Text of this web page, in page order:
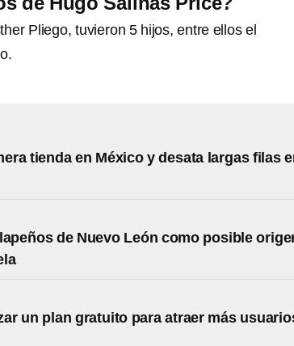
Pliego, tuvieron 5 hijos, entre ellos el
tienda en México y desata largas filas
de Nuevo León como posible
un plan gratuito para atraer más